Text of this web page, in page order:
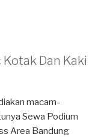
Dan Kaki
macam-
Sewa Podium
Area Bandung